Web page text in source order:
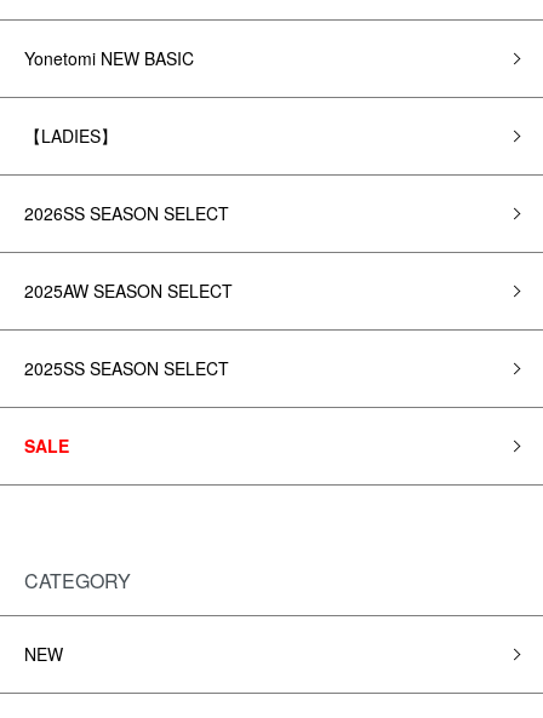
Yonetomi NEW BASIC
【LADIES】
2026SS SEASON SELECT
2025AW SEASON SELECT
2025SS SEASON SELECT
SALE
CATEGORY
NEW